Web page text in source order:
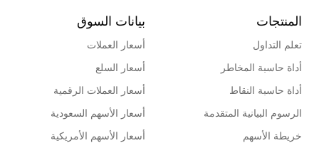
المنتجات
تعلم التداول
أداة حاسبة المخاطر
أداة حاسبة النقاط
الرسوم البيانية المتقدمة
خريطة الأسهم
بيانات السوق
أسعار العملات
أسعار السلع
أسعار العملات الرقمية
أسعار الأسهم السعودية
أسعار الأسهم الأمريكية